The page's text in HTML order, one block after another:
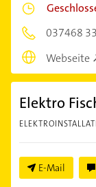
037468
Webseite
Elektro
E-Mail